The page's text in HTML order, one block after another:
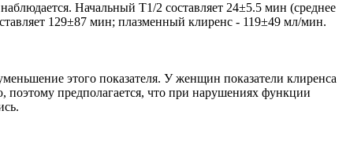
Начальный T1/2 составляет 24±5.5 мин (среднее
129±87 мин; плазменный клиренс - 119±49 мл/мин.
этого показателя. У женщин показатели клиренса
предполагается, что при нарушениях функции